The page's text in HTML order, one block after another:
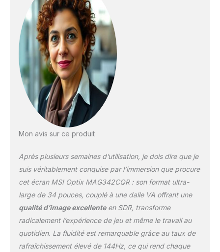
dans l'image 34"
UWQHD, 144Hz - Dalle VA
quadruple hautedéfinition
3440x1440 (21:9) avec
taux de rafraîchissement
élevé de 144Hz
(Adaptive Sync) pour un
suivi de
visée/mouvement fluide;
Temps de réponse très
COULEURS - Supporte
couleurs (8bits+FRC) à
118% sRGB pour des
images & détails plus
immersifs; Les écrans
MSI sont optimisés pour
réduire la lumière bleue &
la fatigue oculaire via
technologie
Mon avis sur ce produit
Après plusieurs semaines d’utilisation, je dois dire que je
suis véritablement conquise par l’immersion que procure
cet écran MSI Optix MAG342CQR : son format ultra-
large de 34 pouces, couplé à une dalle VA offrant une
qualité d’image excellenteen SDR, transforme
radicalement l’expérience de jeu et même le travail au
quotidien. La fluidité est remarquable grâce au taux de
rafraîchissement élevé de 144Hz, ce qui rend chaque